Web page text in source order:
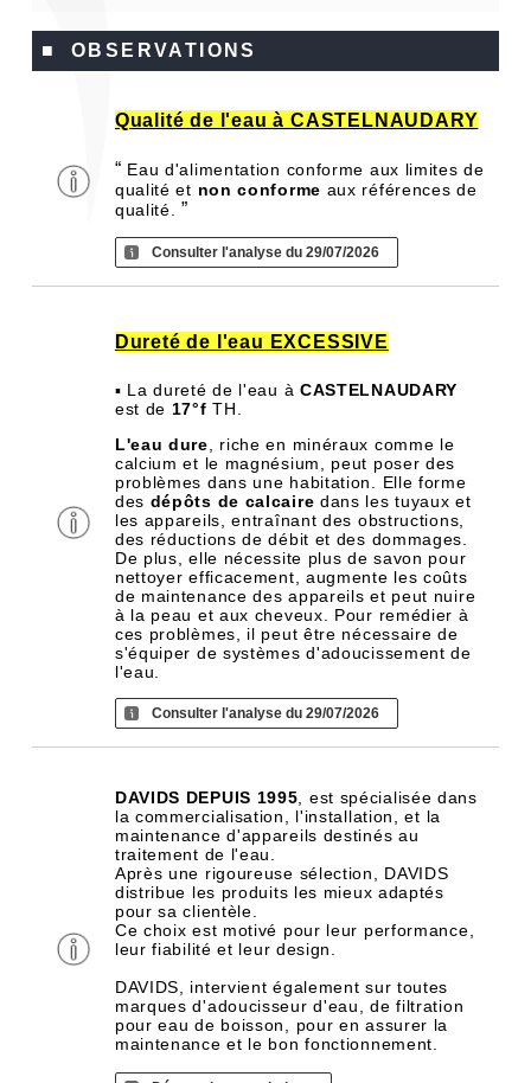
■ OBSERVATIONS
Qualité de l'eau à CASTELNAUDARY
“ Eau d'alimentation conforme aux limites de
qualité et non conforme aux références de
qualité.”
Consulter l'analyse du 29/07/2026
Dureté de l'eau EXCESSIVE
▪ La dureté de l'eau à CASTELNAUDARY
est de 17°f TH.
L'eau dure , riche en minéraux comme le
calcium et le magnésium, peut poser des
problèmes dans une habitation. Elle forme
des dépôts de calcaire dans les tuyaux et
les appareils, entraînant des obstructions,
des réductions de débit et des dommages.
De plus, elle nécessite plus de savon pour
nettoyer efficacement, augmente les coûts
de maintenance des appareils et peut nuire
à la peau et aux cheveux. Pour remédier à
ces problèmes, il peut être nécessaire de
s'équiper de systèmes d'adoucissement de
l'eau.
Consulter l'analyse du 29/07/2026
DAVIDS DEPUIS 1995 , est spécialisée dans
la commercialisation, l'installation, et la
maintenance d'appareils destinés au
traitement de l'eau.
Après une rigoureuse sélection, DAVIDS
distribue les produits les mieux adaptés
pour sa clientèle.
Ce choix est motivé pour leur performance,
leur fiabilité et leur design.
DAVIDS, intervient également sur toutes
marques d'adoucisseur d'eau, de filtration
pour eau de boisson, pour en assurer la
maintenance et le bon fonctionnement.